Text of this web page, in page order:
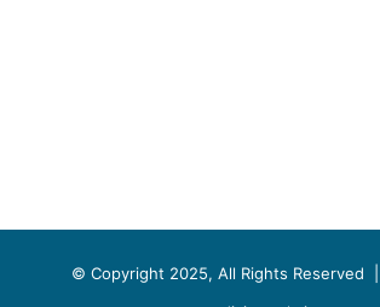
© Copyright 2025, All Rights Reserved |